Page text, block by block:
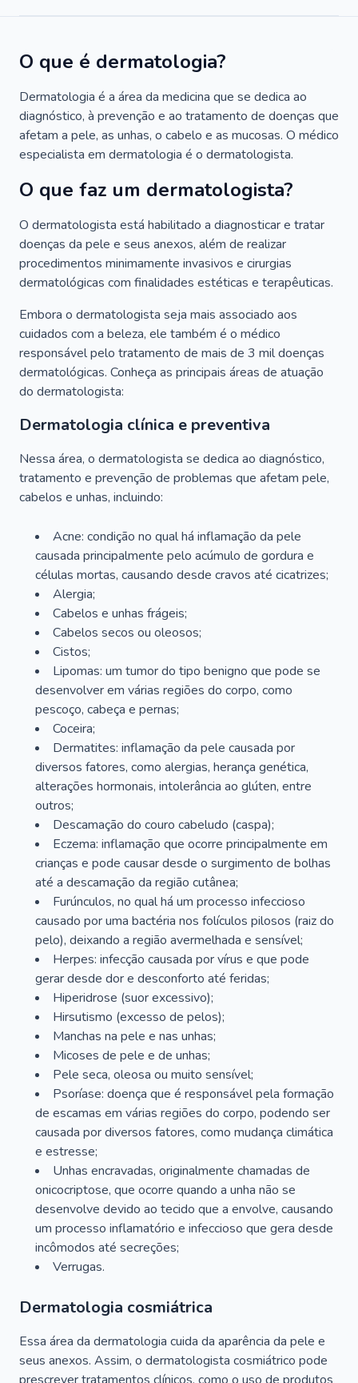
O que é dermatologia?
Dermatologia é a área da medicina que se dedica ao
diagnóstico, à prevenção e ao tratamento de doenças que
afetam a pele, as unhas, o cabelo e as mucosas. O médico
especialista em dermatologia é o dermatologista.
O que faz um dermatologista?
O dermatologista está habilitado a diagnosticar e tratar
doenças da pele e seus anexos, além de realizar
procedimentos minimamente invasivos e cirurgias
dermatológicas com finalidades estéticas e terapêuticas.
Embora o dermatologista seja mais associado aos
cuidados com a beleza, ele também é o médico
responsável pelo tratamento de mais de 3 mil doenças
dermatológicas. Conheça as principais áreas de atuação
do dermatologista:
Dermatologia clínica e preventiva
Nessa área, o dermatologista se dedica ao diagnóstico,
tratamento e prevenção de problemas que afetam pele,
cabelos e unhas, incluindo:
Acne: condição no qual há inflamação da pele
causada principalmente pelo acúmulo de gordura e
células mortas, causando desde cravos até cicatrizes;
Alergia;
Cabelos e unhas frágeis;
Cabelos secos ou oleosos;
Cistos;
Lipomas: um tumor do tipo benigno que pode se
desenvolver em várias regiões do corpo, como
pescoço, cabeça e pernas;
Coceira;
Dermatites: inflamação da pele causada por
diversos fatores, como alergias, herança genética,
alterações hormonais, intolerância ao glúten, entre
outros;
Descamação do couro cabeludo (caspa);
Eczema: inflamação que ocorre principalmente em
crianças e pode causar desde o surgimento de bolhas
até a descamação da região cutânea;
Furúnculos, no qual há um processo infeccioso
causado por uma bactéria nos folículos pilosos (raiz do
pelo), deixando a região avermelhada e sensível;
Herpes: infecção causada por vírus e que pode
gerar desde dor e desconforto até feridas;
Hiperidrose (suor excessivo);
Hirsutismo (excesso de pelos);
Manchas na pele e nas unhas;
Micoses de pele e de unhas;
Pele seca, oleosa ou muito sensível;
Psoríase: doença que é responsável pela formação
de escamas em várias regiões do corpo, podendo ser
causada por diversos fatores, como mudança climática
e estresse;
Unhas encravadas, originalmente chamadas de
onicocriptose, que ocorre quando a unha não se
desenvolve devido ao tecido que a envolve, causando
um processo inflamatório e infeccioso que gera desde
incômodos até secreções;
Verrugas.
Dermatologia cosmiátrica
Essa área da dermatologia cuida da aparência da pele e
seus anexos. Assim, o dermatologista cosmiátrico pode